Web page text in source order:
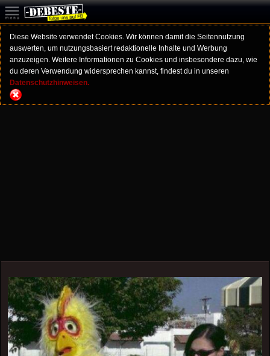
Diese Website verwendet Cookies. Wir können damit die Seitennutzung
auswerten, um nutzungsbasiert redaktionelle Inhalte und Werbung
anzuzeigen. Weitere Informationen zu Cookies und insbesondere dazu, wie
du deren Verwendung widersprechen kannst, findest du in unseren
Datenschutzhinweisen.